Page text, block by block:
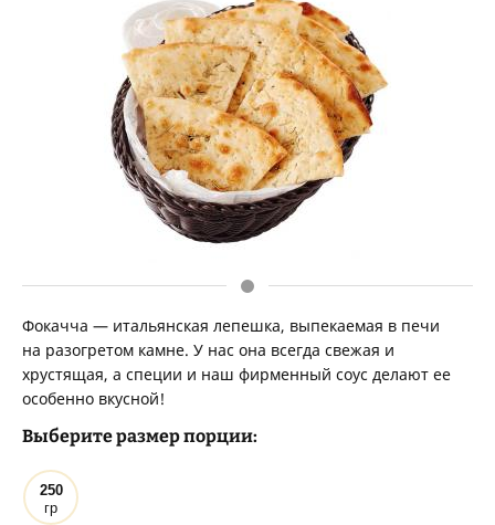
Фокачча — итальянская лепешка, выпекаемая в печи
на разогретом камне. У нас она всегда свежая и
хрустящая, а специи и наш фирменный соус делают ее
особенно вкусной!
Выберите размер порции:
250
гр